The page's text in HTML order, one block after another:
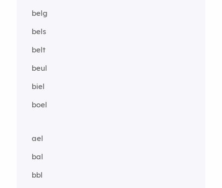
belg
bels
belt
beul
biel
boel
ael
bal
bbl